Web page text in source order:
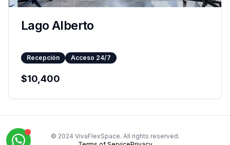
Lago Alberto
Recepción Acceso 24/7
$10,400
© 2024 VivaFlexSpace. All rights reserved.